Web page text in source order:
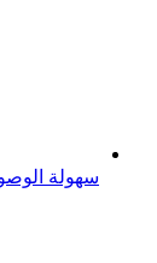
سهولة